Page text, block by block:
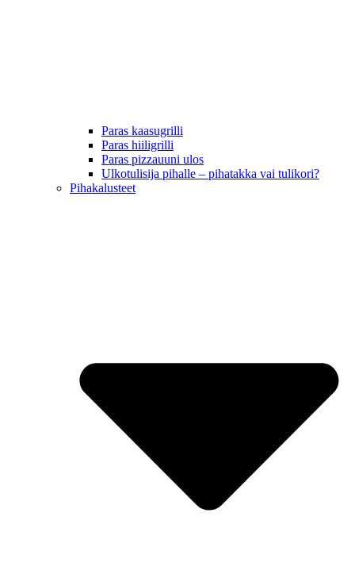
Paras kaasugrilli
Paras hiiligrilli
Paras pizzauuni ulos
Ulkotulisija pihalle – pihatakka vai tulikori?
Pihakalusteet